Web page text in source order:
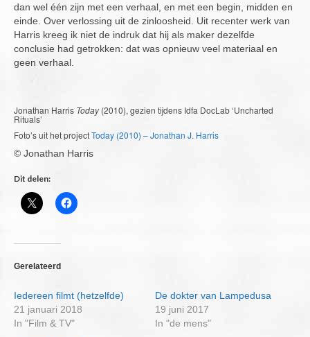
dan wel één zijn met een verhaal, en met een begin, midden en
einde. Over verlossing uit de zinloosheid. Uit recenter werk van
Harris kreeg ik niet de indruk dat hij als maker dezelfde
conclusie had getrokken: dat was opnieuw veel materiaal en
geen verhaal.
Jonathan Harris Today(2010), gezien tijdens Idfa DocLab ‘Uncharted
Rituals’
Foto’s uit het projectToday (2010) – Jonathan J. Harris
© Jonathan Harris
Dit delen:
Gerelateerd
Iedereen filmt (hetzelfde)
21 januari 2018
In "Film & TV"
De dokter van Lampedusa
19 juni 2017
In "de mens"